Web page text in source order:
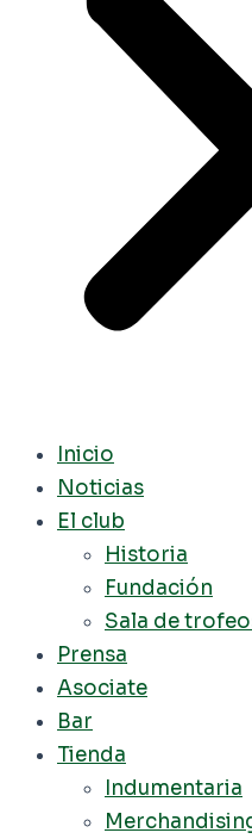
Inicio
Noticias
El club
Historia
Fundación
Sala de
Prensa
Asociate
Bar
Tienda
Indumentaria